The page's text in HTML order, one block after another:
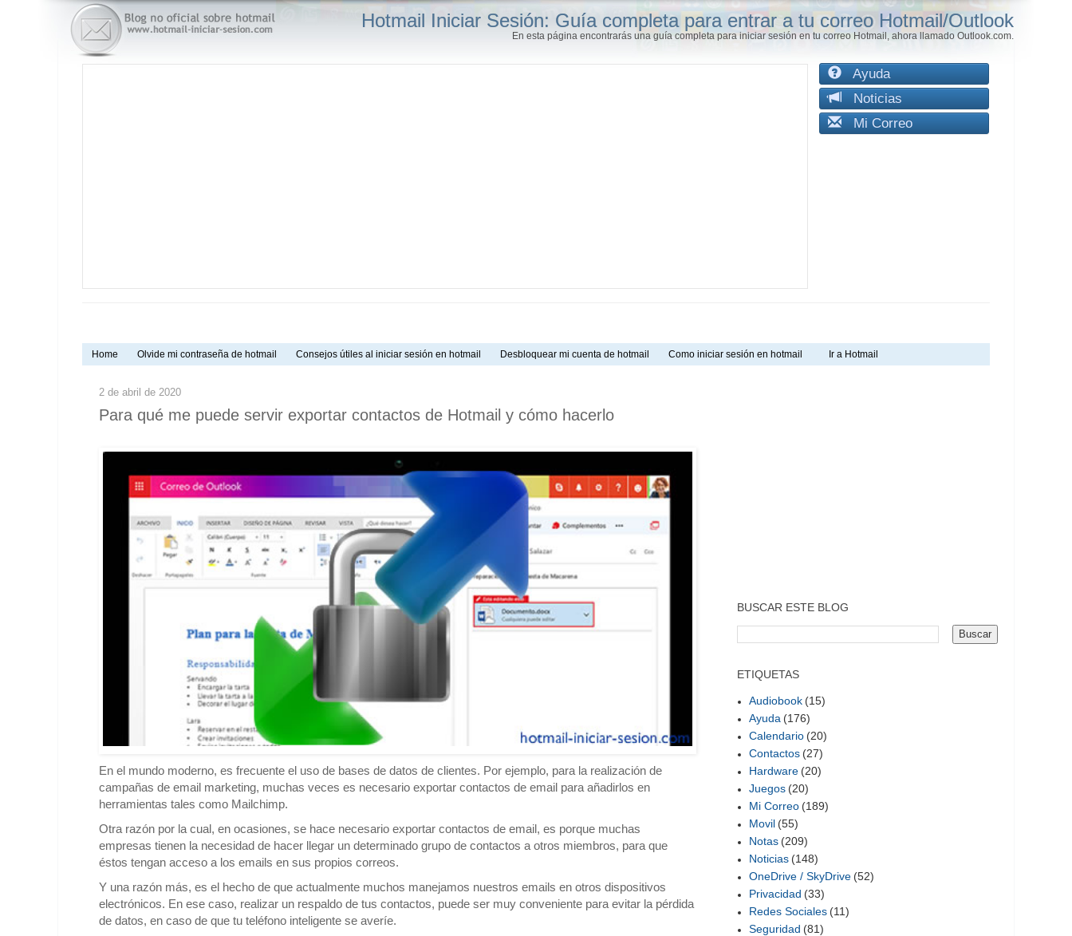
Hotmail Iniciar Sesión: Guía completa para entrar a tu correo Hotmail/Outlook
En esta página encontrarás una guía completa para iniciar sesión en tu correo Hotmail, ahora llamado Outlook.com.
Ayuda
Noticias
Mi Correo
Home Olvide mi contraseña de hotmail Consejos útiles al iniciar sesión en hotmail Desbloquear mi cuenta de hotmail Como iniciar sesión en hotmail Ir a Hotmail
2 de abril de 2020
Para qué me puede servir exportar contactos de Hotmail y cómo hacerlo
En el mundo moderno, es frecuente el uso de bases de datos de clientes. Por ejemplo, para la realización de
campañas de email marketing, muchas veces es necesario exportar contactos de email para añadirlos en
herramientas tales como Mailchimp.
Otra razón por la cual, en ocasiones, se hace necesario exportar contactos de email, es porque muchas
empresas tienen la necesidad de hacer llegar un determinado grupo de contactos a otros miembros, para que
éstos tengan acceso a los emails en sus propios correos.
Y una razón más, es el hecho de que actualmente muchos manejamos nuestros emails en otros dispositivos
electrónicos. En ese caso, realizar un respaldo de tus contactos, puede ser muy conveniente para evitar la pérdida
de datos, en caso de que tu teléfono inteligente se averíe.
BUSCAR ESTE BLOG
ETIQUETAS
Audiobook (15)
Ayuda (176)
Calendario (20)
Contactos (27)
Hardware (20)
Juegos (20)
Mi Correo (189)
Movil (55)
Notas (209)
Noticias (148)
OneDrive / SkyDrive (52)
Privacidad (33)
Redes Sociales (11)
Seguridad (81)